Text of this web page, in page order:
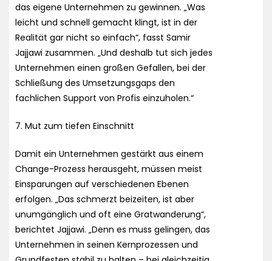
das eigene Unternehmen zu gewinnen. „Was
leicht und schnell gemacht klingt, ist in der
Realität gar nicht so einfach“, fasst Samir
Jajjawi zusammen. „Und deshalb tut sich jedes
Unternehmen einen großen Gefallen, bei der
Schließung des Umsetzungsgaps den
fachlichen Support von Profis einzuholen.“
7. Mut zum tiefen Einschnitt
Damit ein Unternehmen gestärkt aus einem
Change-Prozess herausgeht, müssen meist
Einsparungen auf verschiedenen Ebenen
erfolgen. „Das schmerzt beizeiten, ist aber
unumgänglich und oft eine Gratwanderung“,
berichtet Jajjawi. „Denn es muss gelingen, das
Unternehmen in seinen Kernprozessen und